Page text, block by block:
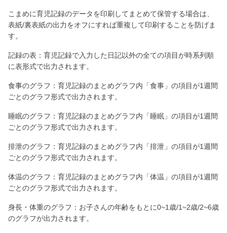
こまめに育児記録のデータを印刷してまとめて保管する場合は、
表紙/裏表紙の出力をオフにすれば重複して印刷することを防げま
す。
記録の表：育児記録で入力した日記以外の全ての項目が時系列順
に表形式で出力されます。
食事のグラフ：育児記録のまとめグラフ内「食事」の項目が1週間
ごとのグラフ形式で出力されます。
睡眠のグラフ：育児記録のまとめグラフ内「睡眠」の項目が1週間
ごとのグラフ形式で出力されます。
排泄のグラフ：育児記録のまとめグラフ内「排泄」の項目が1週間
ごとのグラフ形式で出力されます。
体温のグラフ：育児記録のまとめグラフ内「体温」の項目が1週間
ごとのグラフ形式で出力されます。
身長・体重のグラフ：お子さんの年齢をもとに0~1歳/1~2歳/2~6歳
のグラフが出力されます。